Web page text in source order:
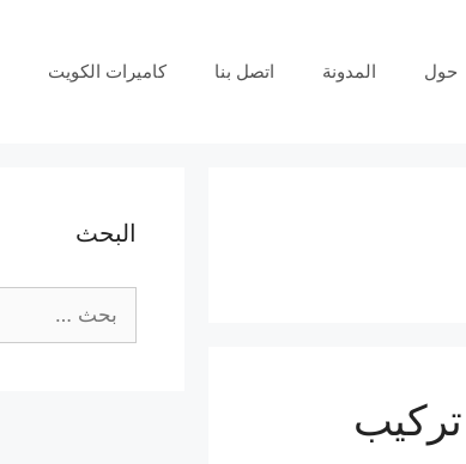
حول المدونة اتصل بنا كاميرات الكويت
فني كاميرات مراقبة الزور 66428585 تركيب
البحث